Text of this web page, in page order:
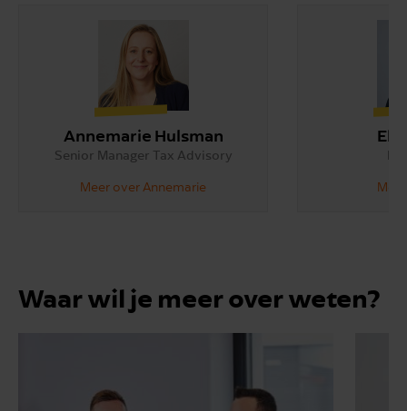
Annemarie Hulsman
Senior Manager Tax Advisory
Meer over Annemarie
Waar wil je meer over weten?